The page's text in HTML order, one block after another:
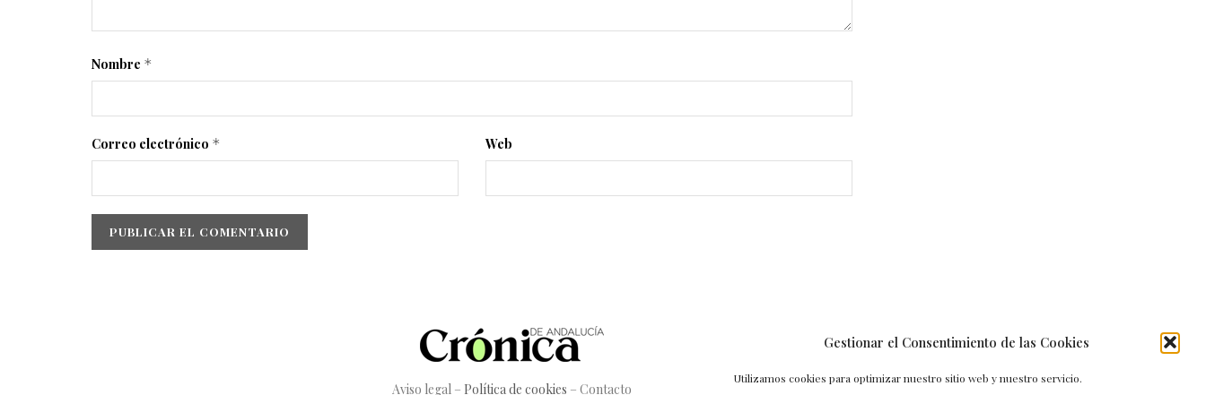
Gestionar el Consentimiento de las Cookies
Utilizamos cookies para optimizar nuestro sitio web y nuestro servicio.
Nombre *
Correo electrónico * Web
Aviso legal– Política de cookies – Contacto